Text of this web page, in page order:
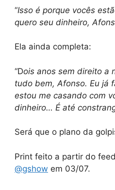
“Isso é porque vocês
quero seu dinheiro,
Ela ainda completa:
“Dois anos sem direito a
tudo bem, Afonso. Eu já
estou me casando com
dinheiro… É até
Será que o plano da
Print feito a partir do
@gshow em 03/07.